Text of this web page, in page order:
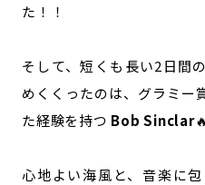
た！！
そして、短くも長い2日間
めくくったのは、グラミー
た経験を持つ Bob Sinclar
心地よい海風と、音楽に